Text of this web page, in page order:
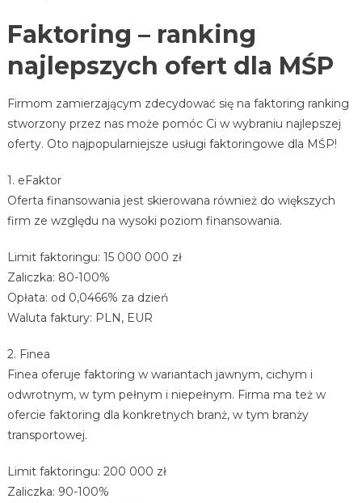
Faktoring – ranking
najlepszych ofert dla MŚP
Firmom zamierzającym zdecydować się na faktoring ranking
stworzony przez nas może pomóc Ci w wybraniu najlepszej
oferty. Oto najpopularniejsze usługi faktoringowe dla MŚP!
1. eFaktor
Oferta finansowania jest skierowana również do większych
firm ze względu na wysoki poziom finansowania.
Limit faktoringu: 15 000 000 zł
Zaliczka: 80-100%
Opłata: od 0,0466% za dzień
Waluta faktury: PLN, EUR
2. Finea
Finea oferuje faktoring w wariantach jawnym, cichym i
odwrotnym, w tym pełnym i niepełnym. Firma ma też w
ofercie faktoring dla konkretnych branż, w tym branży
transportowej.
Limit faktoringu: 200 000 zł
Zaliczka: 90-100%